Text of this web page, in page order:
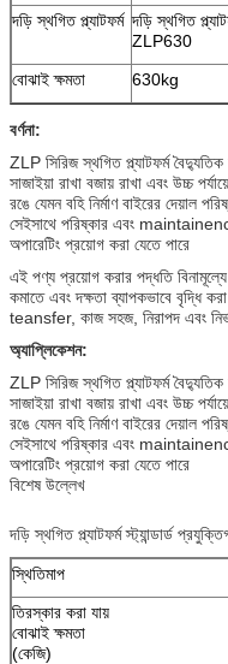
দড়ি স্থগিত প্ল্যাটফর্ম দড়ি স্থগিত
ZLP630
বোঝাই ক্ষমতা 630kg
বর্ণনা:
ZLP সিরিজ স্থগিত প্ল্যাটফর্ম
সাজাইয়া রাখা বজায় রাখা এবং উচ্চ
রঙে যেমন বহি নির্মাণ বাইরের দেয়াল
সেইসাথে পরিষ্কার এবং
অপারেটিং প্রয়োগ করা যেতে পারে
এই পণ্য প্রয়োগ করার পদ্ধতি
কমাতে এবং দক্ষতা ব্যাপকভাবে বৃদ্ধি করা
teansfer, কাজ সহজ, নিরাপদ এবং
অ্যাপ্লিকেশন:
ZLP সিরিজ স্থগিত প্ল্যাটফর্ম
সাজাইয়া রাখা বজায় রাখা এবং উচ্চ
রঙে যেমন বহি নির্মাণ বাইরের দেয়াল
সেইসাথে পরিষ্কার এবং
অপারেটিং প্রয়োগ করা যেতে পারে
বিশেষ উল্লেখ
দড়ি স্থগিত প্ল্যাটফর্ম স্ট্যান্ডার্ড
স্থিতিমাপ
তিরস্কার করা যায়
বোঝাই ক্ষমতা
(কেজি)